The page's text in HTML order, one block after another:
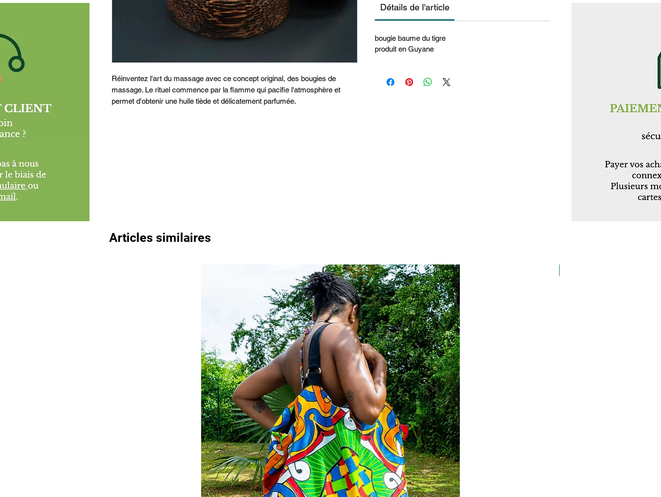
Réinventez l'art du massage avec ce concept original, des bougies de
massage. Le rituel commence par la flamme qui pacifie l'atmosphère et
permet d'obtenir une huile tiède et délicatement parfumée.
Détails de l'article
bougie baume du tigre
produit en Guyane
Articles similaires